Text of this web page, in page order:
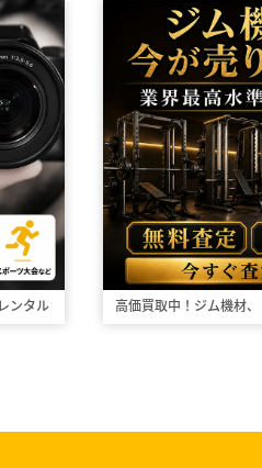
ンタル 高価買取中！ジム機材、